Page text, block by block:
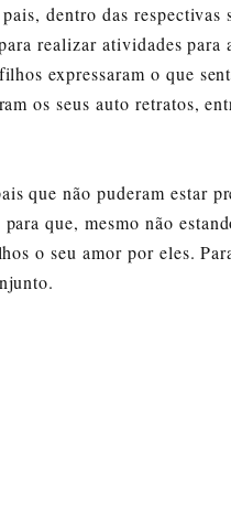
dentro das respectivas
realizar atividades para
expressaram o que
os seus auto retratos,
que não puderam estar
que, mesmo não
o seu amor por eles.